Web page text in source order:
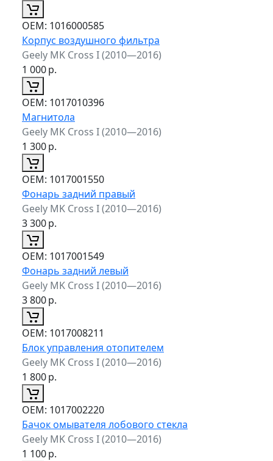
ОЕМ: 1016000585
Корпус воздушного фильтра
Geely MK Cross I (2010—2016)
1 000р.
ОЕМ: 1017010396
Магнитола
Geely MK Cross I (2010—2016)
1 300р.
ОЕМ: 1017001550
Фонарь задний правый
Geely MK Cross I (2010—2016)
3 300р.
ОЕМ: 1017001549
Фонарь задний левый
Geely MK Cross I (2010—2016)
3 800р.
ОЕМ: 1017008211
Блок управления отопителем
Geely MK Cross I (2010—2016)
1 800р.
ОЕМ: 1017002220
Бачок омывателя лобового стекла
Geely MK Cross I (2010—2016)
1 100р.